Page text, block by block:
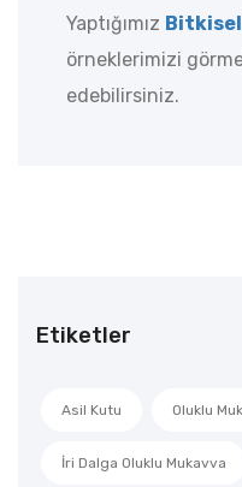
Yaptığımız
örneklerimizi
edebilirsiniz.
Etiketler
Asil Kutu Oluklu
İri Dalga Oluklu Mukavva